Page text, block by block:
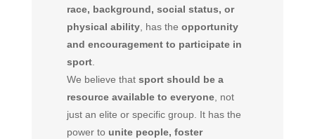
race, background, social status, or
physical ability, has the opportunity
and encouragement to participate in
sport.
We believe that sport should be a
resource available to everyone, not
just an elite or specific group. It has the
power to unite people, foster